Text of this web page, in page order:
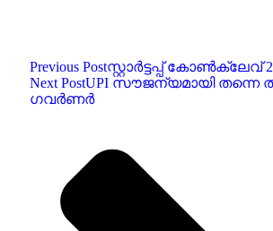
Previous Postസ്റ്റാർട്ടപ്പ് കോൺക്ലേവ്
Next PostUPI സൗജന്യമായി തന്നെ
ഗവർണർ